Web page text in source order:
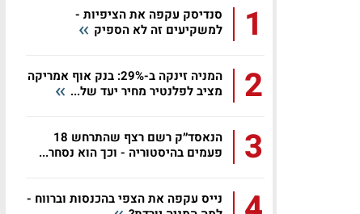
1
סנדיסק עקפה את הציפיות -
למשקיעים זה לא הספיק
2
המניה זינקה ב-29%: בנק אוף אמריקה
מציב לפלנטיר מחיר יעד של...
3
הנאסד״ק רשם רצף שהתרחש 18
פעמים בהיסטוריה - וכך הוא נסחר...
נייס עקפה את הצפי בהכנסות וברווח -